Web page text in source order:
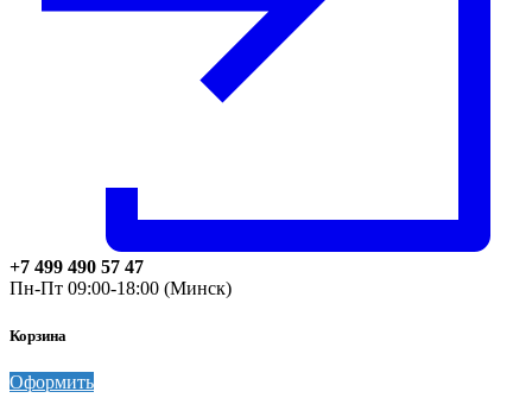
+7 499 490 57 47
Пн-Пт 09:00-18:00 (Минск)
Корзина
Оформить